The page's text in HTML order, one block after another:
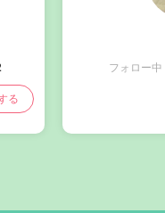
る
フォロー中